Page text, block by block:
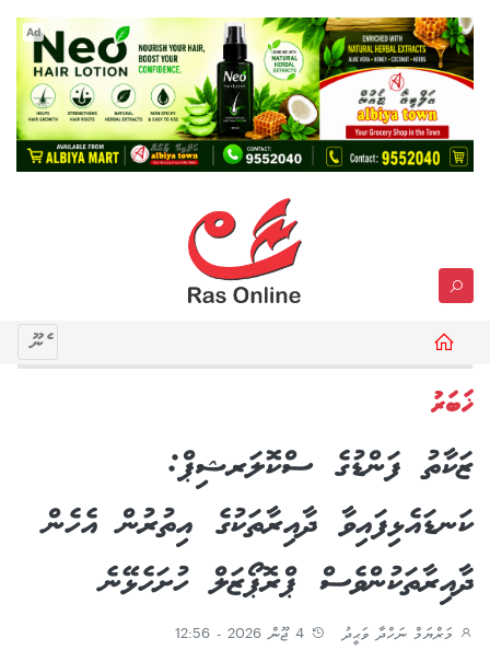
Ad
މެނޫ
ޚަބަރު
ޒަކާތު ފަންޑުގެ ސްކޮލަރޝިޕް:
ކަނޑައެޅިފައިވާ ދާއިރާތަކުގެ އިތުރުން އެހެން
ދާއިރާތަކުންވެސް ޕްރޮޕޯޒަލް ހުށަހެޅޭނެ
މަރްޔަމް ނަހްދާ ވަޙީދު